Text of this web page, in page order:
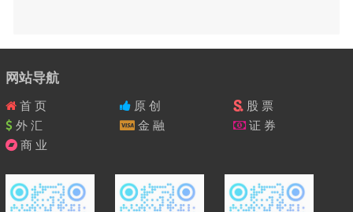
网站导航
首 页 原 创
股 票
外 汇
金 融
证 券
商 业